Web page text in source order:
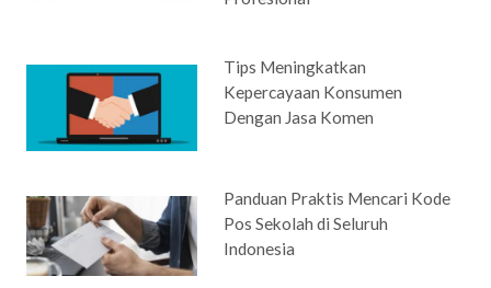
Tips Meningkatkan
Kepercayaan Konsumen
Dengan Jasa Komen
Panduan Praktis Mencari Kode
Pos Sekolah di Seluruh
Indonesia